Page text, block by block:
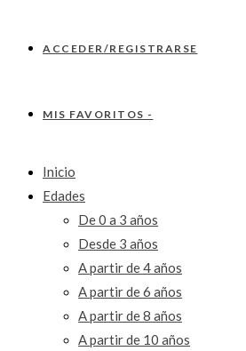
ACCEDER/REGISTRARSE
MIS FAVORITOS -
Inicio
Edades
De 0 a 3 años
Desde 3 años
A partir de 4 años
A partir de 6 años
A partir de 8 años
A partir de 10 años